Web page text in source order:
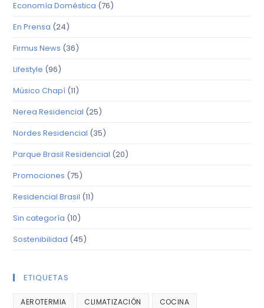
Economía Doméstica (76)
En Prensa (24)
Firmus News (36)
Lifestyle (96)
Músico Chapí (11)
Nerea Residencial (25)
Nordes Residencial (35)
Parque Brasil Residencial (20)
Promociones (75)
Residencial Brasil (11)
Sin categoría (10)
Sostenibilidad (45)
ETIQUETAS
AEROTERMIA CLIMATIZACIÓN COCINA